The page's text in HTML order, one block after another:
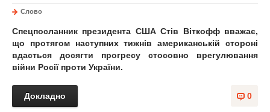
Слово
Спецпосланник президента США Стів Віткофф вважає,
що протягом наступних тижнів американській стороні
вдасться досягти прогресу стосовно врегулювання
війни Росії проти України.
0
Докладно